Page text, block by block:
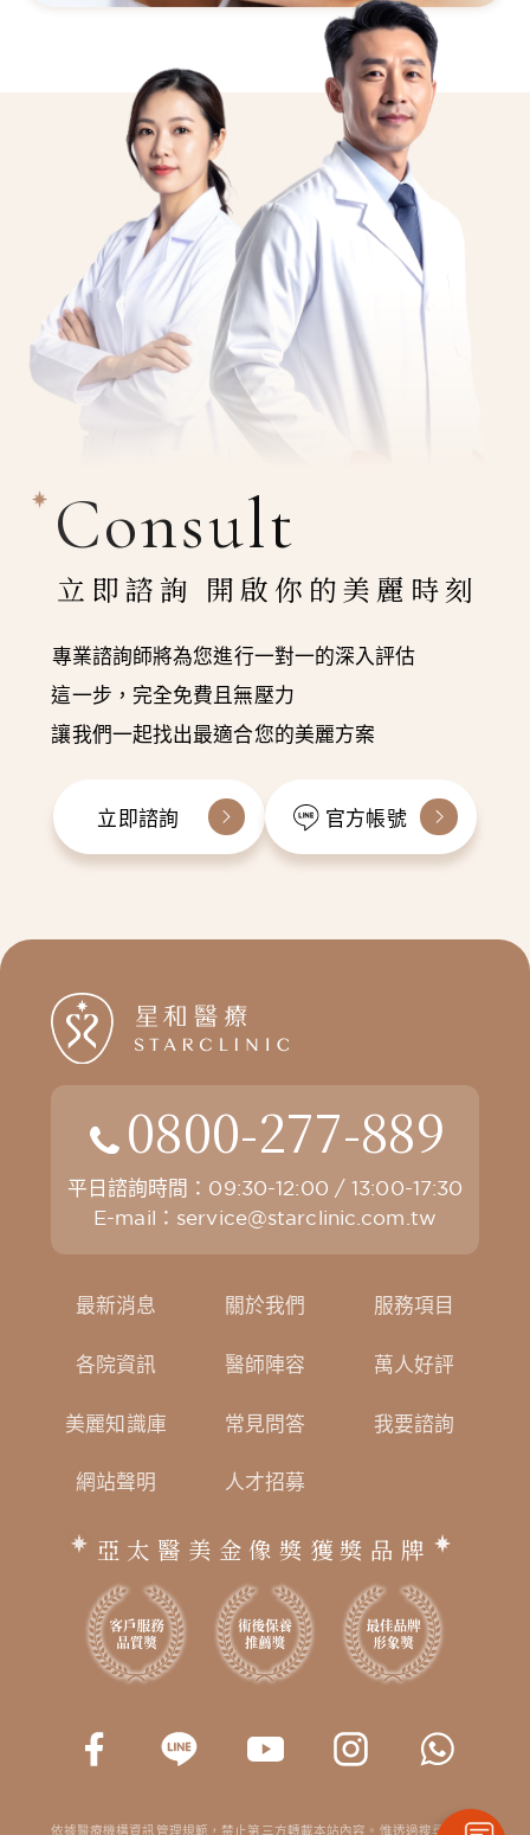
Consult
立即諮詢 開啟你的美麗時刻
專業諮詢師將為您進行一對一的深入評估
這一步，完全免費且無壓力
讓我們一起找出最適合您的美麗方案
立即諮詢 官方帳號
0800-277-889
平日諮詢時間：09:30-12:00 / 13:00-17:30
E-mail： service@starclinic.com.tw
最新消息 關於我們 服務項目
各院資訊 醫師陣容 萬人好評
美麗知識庫 常見問答 我要諮詢
網站聲明 人才招募
亞太醫美金像獎獲獎品牌
依據醫療機構資訊管理規範，禁止第三方轉載本站內容。惟透過搜尋